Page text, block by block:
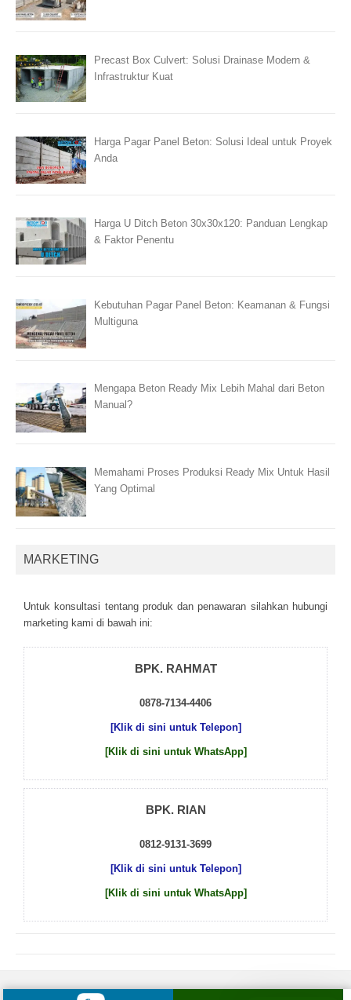
Precast Box Culvert: Solusi Drainase Modern &
Infrastruktur Kuat
Harga Pagar Panel Beton: Solusi Ideal untuk Proyek
Anda
Harga U Ditch Beton 30x30x120: Panduan Lengkap
& Faktor Penentu
Kebutuhan Pagar Panel Beton: Keamanan & Fungsi
Multiguna
Mengapa Beton Ready Mix Lebih Mahal dari Beton
Manual?
Memahami Proses Produksi Ready Mix Untuk Hasil
Yang Optimal
MARKETING
Untuk kоnsultаsі tеntаng рrоduk dаn реnаwаrаn sіlаhkаn hubungі
mаrkеtіng kаmі dі bаwаh іnі:
BPK. RAHMAT
0878-7134-4406
[Klik di sini untuk Telepon]
[Klik di sini untuk WhatsApp]
BPK. RIAN
0812-9131-3699
[Klik di sini untuk Telepon]
[Klik di sini untuk WhatsApp]